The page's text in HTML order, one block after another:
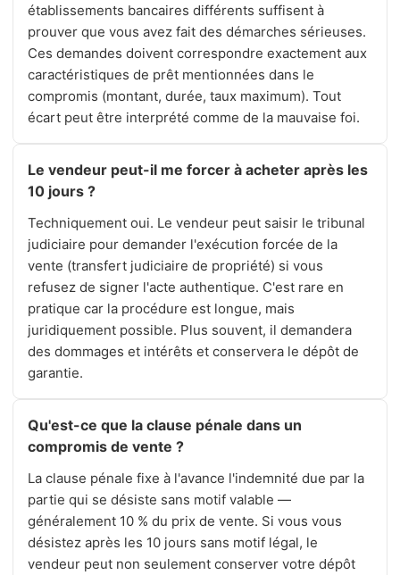
établissements bancaires différents suffisent à
prouver que vous avez fait des démarches sérieuses.
Ces demandes doivent correspondre exactement aux
caractéristiques de prêt mentionnées dans le
compromis (montant, durée, taux maximum). Tout
écart peut être interprété comme de la mauvaise foi.
Le vendeur peut-il me forcer à acheter après les
10 jours ?
Techniquement oui. Le vendeur peut saisir le tribunal
judiciaire pour demander l'exécution forcée de la
vente (transfert judiciaire de propriété) si vous
refusez de signer l'acte authentique. C'est rare en
pratique car la procédure est longue, mais
juridiquement possible. Plus souvent, il demandera
des dommages et intérêts et conservera le dépôt de
garantie.
Qu'est-ce que la clause pénale dans un
compromis de vente ?
La clause pénale fixe à l'avance l'indemnité due par la
partie qui se désiste sans motif valable —
généralement 10 % du prix de vente. Si vous vous
désistez après les 10 jours sans motif légal, le
vendeur peut non seulement conserver votre dépôt